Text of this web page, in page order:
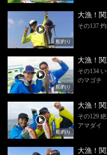
船釣り
大漁！
その137
船釣り
大漁！
その134
のマゴチ
船釣り
大漁！
その129
アマダイ
大漁！